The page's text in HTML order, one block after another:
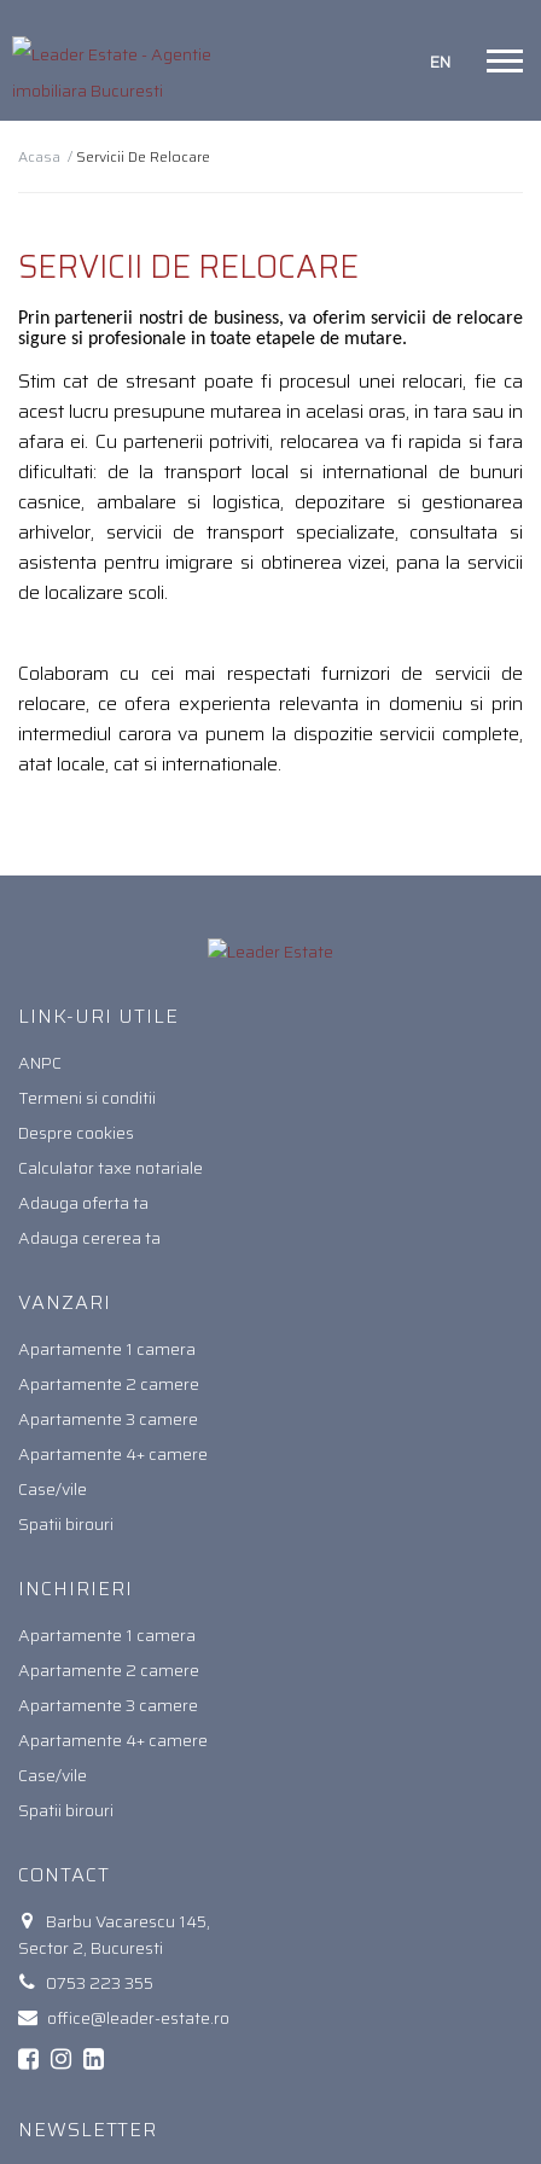
EN
Acasa / Servicii De Relocare
SERVICII DE RELOCARE
Prin partenerii nostri de business, va oferim servicii de relocare
sigure si profesionale in toate etapele de mutare.
Stim cat de stresant poate fi procesul unei relocari, fie ca
acest lucru presupune mutarea in acelasi oras, in tara sau in
afara ei. Cu partenerii potriviti, relocarea va fi rapida si fara
dificultati: de la transport local si international de bunuri
casnice, ambalare si logistica, depozitare si gestionarea
arhivelor, servicii de transport specializate, consultata si
asistenta pentru imigrare si obtinerea vizei, pana la servicii
de localizare scoli.
Colaboram cu cei mai respectati furnizori de servicii de
relocare, ce ofera experienta relevanta in domeniu si prin
intermediul carora va punem la dispozitie servicii complete,
atat locale, cat si internationale.
LINK-URI UTILE
ANPC
Termeni si conditii
Despre cookies
Calculator taxe notariale
Adauga oferta ta
Adauga cererea ta
VANZARI
Apartamente 1 camera
Apartamente 2 camere
Apartamente 3 camere
Apartamente 4+ camere
Case/vile
Spatii birouri
INCHIRIERI
Apartamente 1 camera
Apartamente 2 camere
Apartamente 3 camere
Apartamente 4+ camere
Case/vile
Spatii birouri
CONTACT
Barbu Vacarescu 145,
Sector 2, Bucuresti
0753 223 355
office@leader-estate.ro
NEWSLETTER